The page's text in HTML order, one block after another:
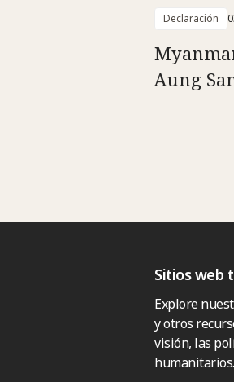
Declaración
Aung
Sitios web
Explore
y otros
visión, las
humanitarios.